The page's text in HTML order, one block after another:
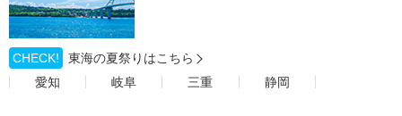
CHECK!
東海の夏祭りはこちら
愛知
岐阜 三重 静岡